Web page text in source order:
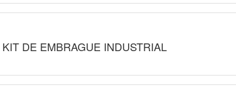
KIT DE EMBRAGUE INDUSTRIAL